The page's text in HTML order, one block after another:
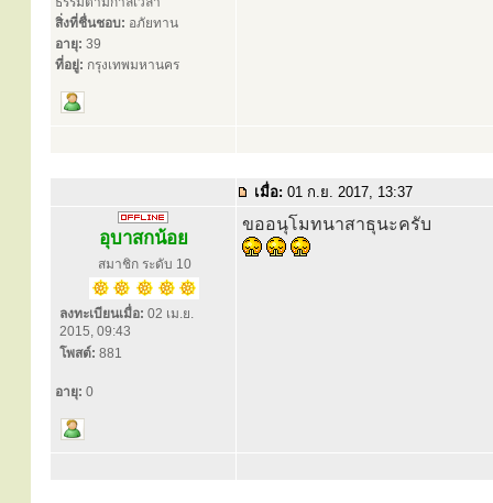
สิ่งที่ชื่นชอบ: อภัยทาน
อายุ: 39
ที่อยู่: กรุงเทพมหานคร
เมื่อ: 01 ก.ย. 2017, 13:37
อุบาสกน้อย
สมาชิก ระดับ 10
ลงทะเบียนเมื่อ: 02 เม.ย.
2015, 09:43
โพสต์: 881
อายุ: 0
ขออนุโมทนาสาธุนะครับ